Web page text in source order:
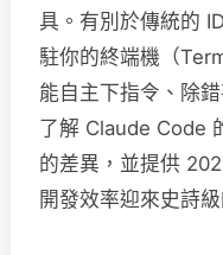
具。有別於傳統的
駐你的終端機（
能自主下指令、除
了解 Claude Code
的差異，並提供
開發效率迎來史詩級